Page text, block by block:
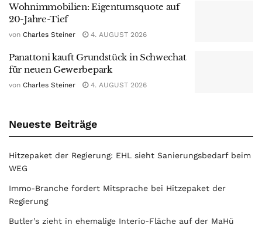
Wohnimmobilien: Eigentumsquote auf
20-Jahre-Tief
von Charles Steiner 4. AUGUST 2026
Panattoni kauft Grundstück in Schwechat
für neuen Gewerbepark
von Charles Steiner 4. AUGUST 2026
Neueste Beiträge
Hitzepaket der Regierung: EHL sieht Sanierungsbedarf beim
WEG
Immo-Branche fordert Mitsprache bei Hitzepaket der
Regierung
Butler’s zieht in ehemalige Interio-Fläche auf der MaHü